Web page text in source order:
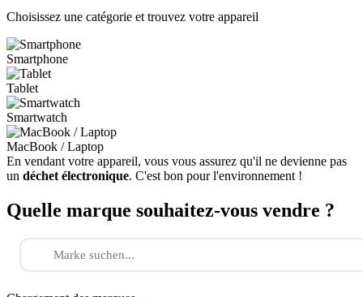
Choisissez une catégorie et trouvez votre appareil
Smartphone
Tablet
Smartwatch
MacBook / Laptop
En vendant votre appareil, vous vous assurez qu'il ne devienne pas
un déchet électronique. C'est bon pour l'environnement !
Quelle marque souhaitez-vous vendre ?